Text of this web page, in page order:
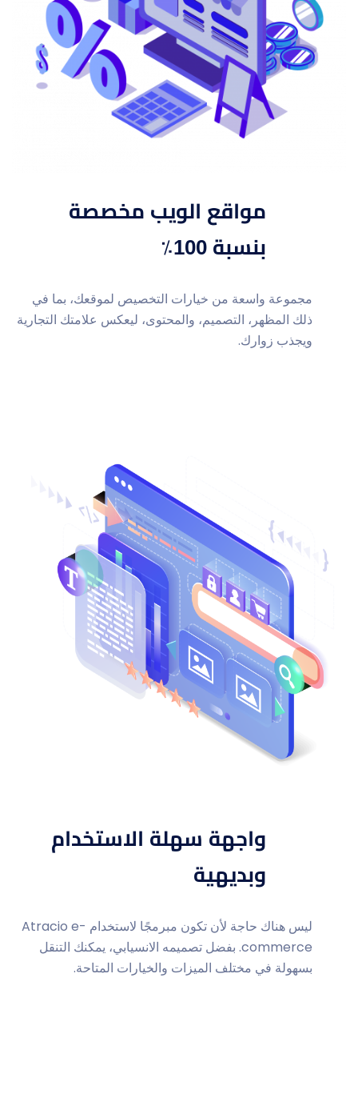
مواقع الويب مخصصة
بنسبة 100٪
مجموعة واسعة من خيارات التخصيص لموقعك، بما في
ذلك المظهر، التصميم، والمحتوى، ليعكس علامتك التجارية
ويجذب زوارك.
واجهة سهلة الاستخدام
وبديهية
ليس هناك حاجة لأن تكون مبرمجًا لاستخدام Atracio e-
commerce. بفضل تصميمه الانسيابي، يمكنك التنقل
بسهولة في مختلف الميزات والخيارات المتاحة.